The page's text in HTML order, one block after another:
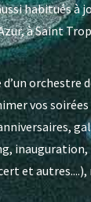
habitués à
à Saint
orchestre
vos
inauguration,
et autres....),